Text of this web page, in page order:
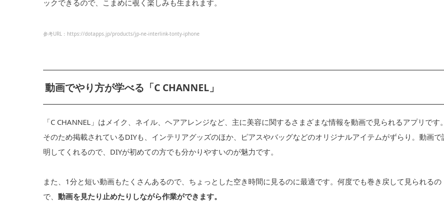
ックできるので、こまめに覗く楽しみも生まれます。
参考URL：https://dotapps.jp/products/jp-ne-interlink-tonty-iphone
動画でやり方が学べる「C CHANNEL」
「C CHANNEL」はメイク、ネイル、ヘアアレンジなど、主に美容に関するさまざまな情報を動画で見られるアプリです
そのため掲載されているDIYも、インテリアグッズのほか、ピアスやバッグなどのオリジナルアイテムがずらり。動画で
明してくれるので、DIYが初めての方でも分かりやすいのが魅力です。
また、1分と短い動画もたくさんあるので、ちょっとした空き時間に見るのに最適です。何度でも巻き戻して見られるの
で、 動画を見たり止めたりしながら作業ができます。